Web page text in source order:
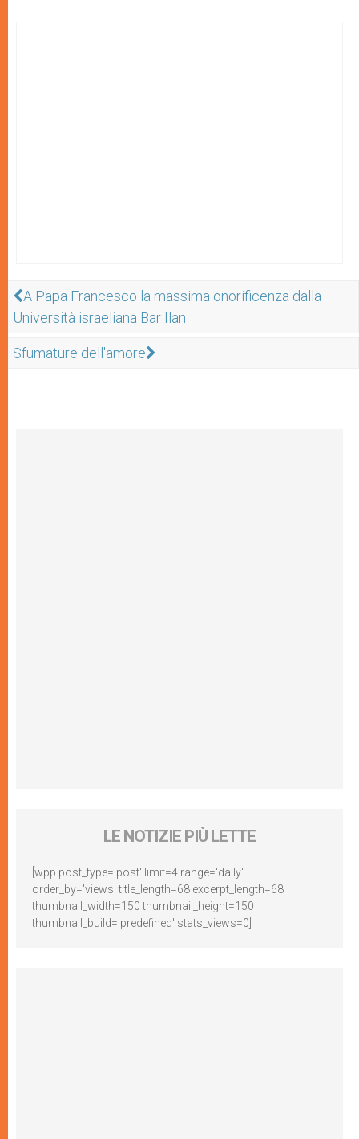
A Papa Francesco la massima onorificenza dalla
Università israeliana Bar Ilan
Sfumature dell'amore
LE NOTIZIE PIÙ LETTE
[wpp post_type='post' limit=4 range='daily'
order_by='views' title_length=68 excerpt_length=68
thumbnail_width=150 thumbnail_height=150
thumbnail_build='predefined' stats_views=0]